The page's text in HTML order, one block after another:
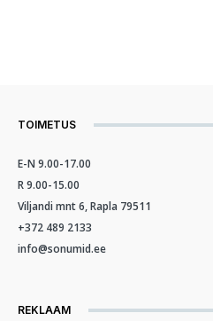
TOIMETUS
E-N 9.00-17.00
R 9.00-15.00
Viljandi mnt 6, Rapla 79511
+372 489 2133
info@sonumid.ee
REKLAAM